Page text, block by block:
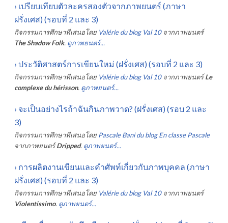
› เปรียบเทียบตัวละครสองตัวจากภาพยนตร์ (ภาษา
ฝรั่งเศส) (รอบที่ 2 และ 3)
กิจกรรมการศึกษาที่เสนอโดย Valérie du blog Val 10 จากภาพยนตร์
The Shadow Folk. ดูภาพยนตร์...
› ประวัติศาสตร์การเขียนใหม่ (ฝรั่งเศส) (รอบที่ 2 และ 3)
กิจกรรมการศึกษาที่เสนอโดย Valérie du blog Val 10 จากภาพยนตร์ Le
complexe du hérisson. ดูภาพยนตร์...
› จะเป็นอย่างไรถ้าฉันกินภาพวาด? (ฝรั่งเศส) (รอบ 2 และ
3)
กิจกรรมการศึกษาที่เสนอโดย Pascale Bani du blog En classe Pascale
จากภาพยนตร์ Dripped. ดูภาพยนตร์...
› การผลิตงานเขียนและคำศัพท์เกี่ยวกับภาพบุคคล (ภาษา
ฝรั่งเศส) (รอบที่ 2 และ 3)
กิจกรรมการศึกษาที่เสนอโดย Valérie du blog Val 10 จากภาพยนตร์
Violentissimo. ดูภาพยนตร์...